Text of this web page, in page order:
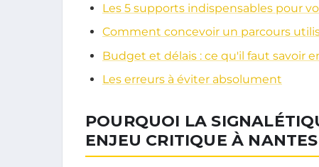
Les 5 supports indispensables pour
Comment concevoir un parcours
Budget et délais : ce qu'il faut savoir
Les erreurs à éviter absolument
POURQUOI LA
ENJEU CRITIQUE À NANTES